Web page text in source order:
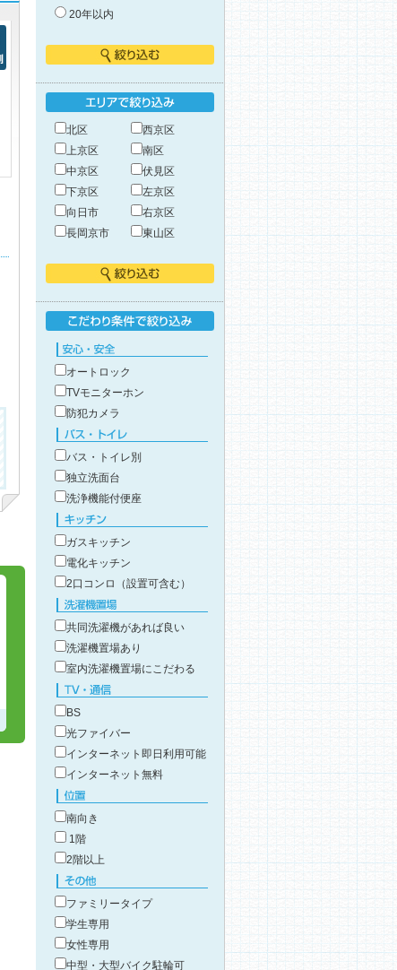
20年以内
北区
西京区
上京区
南区
中京区
伏見区
下京区
左京区
向日市
右京区
長岡京市
東山区
オートロック
TVモニターホン
防犯カメラ
バス・トイレ別
独立洗面台
洗浄機能付便座
ガスキッチン
電化キッチン
2口コンロ（設置可含む）
共同洗濯機があれば良い
洗濯機置場あり
室内洗濯機置場にこだわる
BS
光ファイバー
インターネット即日利用可能
インターネット無料
南向き
1階
2階以上
ファミリータイプ
学生専用
女性専用
中型・大型バイク駐輪可